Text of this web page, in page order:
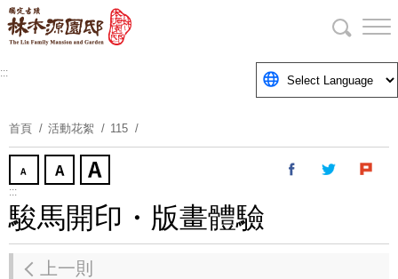
跳
到
要
塊
:::
首頁 活動花絮 115
:::
駿馬開印・版畫體驗
上一則